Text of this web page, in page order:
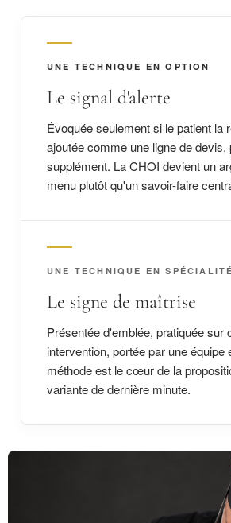
UNE TECHNIQUE EN OPTION
Le signal d'alerte
Évoquée seulement si le patient la
ajoutée comme une ligne de
supplément. La CHOI devient un
menu plutôt qu'un savoir-faire
UNE TECHNIQUE EN SPÉCIALITÉ
Le signe de maîtrise
Présentée d'emblée, pratiquée sur
intervention, portée par une équipe
méthode est le cœur de la
variante de dernière minute.